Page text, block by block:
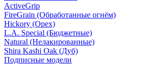
ActiveGrip
FireGrain (Обработанные огнём)
Hickory (Орех)
L.A. Special (Бюджетные)
Natural (Нелакированные)
Shira Kashi Oak (Дуб)
Подписные модели